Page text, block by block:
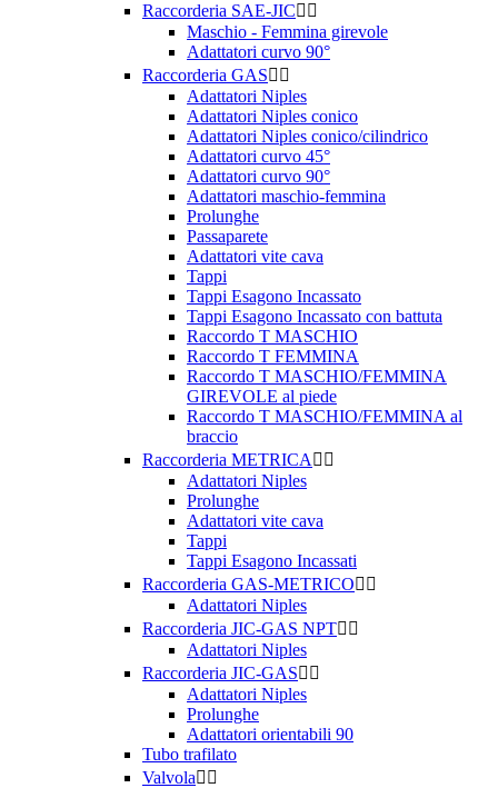
Raccorderia SAE-JIC 
Maschio - Femmina girevole
Adattatori curvo 90°
Raccorderia GAS 
Adattatori Niples
Adattatori Niples conico
Adattatori Niples conico/cilindrico
Adattatori curvo 45°
Adattatori curvo 90°
Adattatori maschio-femmina
Prolunghe
Passaparete
Adattatori vite cava
Tappi
Tappi Esagono Incassato
Tappi Esagono Incassato con battuta
Raccordo T MASCHIO
Raccordo T FEMMINA
Raccordo T MASCHIO/FEMMINA
GIREVOLE al piede
Raccordo T MASCHIO/FEMMINA al
braccio
Raccorderia METRICA  
Adattatori Niples
Prolunghe
Adattatori vite cava
Tappi
Tappi Esagono Incassati
Raccorderia GAS-METRICO 
Adattatori Niples
Raccorderia JIC-GAS NPT 
Adattatori Niples
Raccorderia JIC-GAS 
Adattatori Niples
Prolunghe
Adattatori orientabili 90
Tubo trafilato
Valvola 